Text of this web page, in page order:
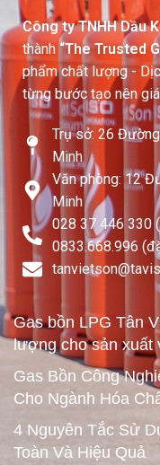
Công ty TNHH Dầu
thành “The Trusted
phẩm chất lượng -
từng bước tạo nên
Trụ sở: 26
Minh
Văn phòng: 12
Minh
028 37 446 330
0833.668.996
Gas bồn LPG Tân
lượng cho sản xuất
Gas Bồn Công
Cho Ngành Hóa
4 Nguyên Tắc Sử
Toàn Và Hiệu Quả